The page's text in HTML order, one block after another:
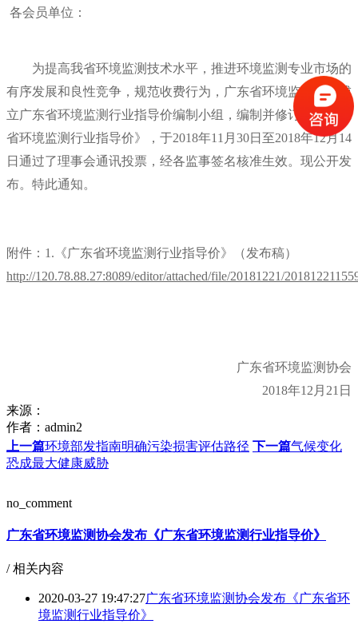
各会员单位：
为提高我省环境监测技术水平，推进环境监测专业市场的
有序发展和良性竞争，规范收费行为，广东省环境监测协会成
立广东省环境监测行业指导价编制小组，编制并修订了《广东
省环境监测行业指导价》，于2018年11月30日至2018年12月14
日通过了理事会通讯投票，经各监事签名核准生效。现公开发
布。特此通知。
附件：1.《广东省环境监测行业指导价》（发布稿）
http://120.78.88.27:8089/editor/attached/file/20181221/
广东省环境监测协会
2018年12月21日
来源：
作者： admin2
上一篇环境部发指南明确污染损害评估路径 下一篇气候变化
恐成最大健康威胁
no_comment
广东省环境监测协会发布《广东省环境监测行业指导价》
/ 相关内容
2020-03-27 19:47:27广东省环境监测协会发布《广东省环
境监测行业指导价》